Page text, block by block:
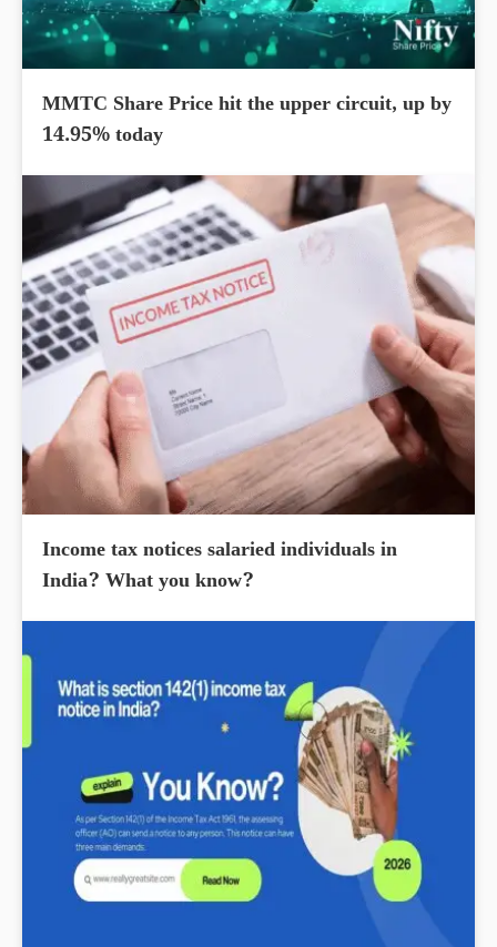
MMTC Share Price hit the upper circuit, up by
14.95% today
Income tax notices salaried individuals in
India? What you know?